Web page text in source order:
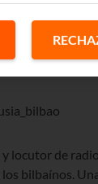
organizaron
los mejores
idea intentar
y locutor de
bilbaínos.